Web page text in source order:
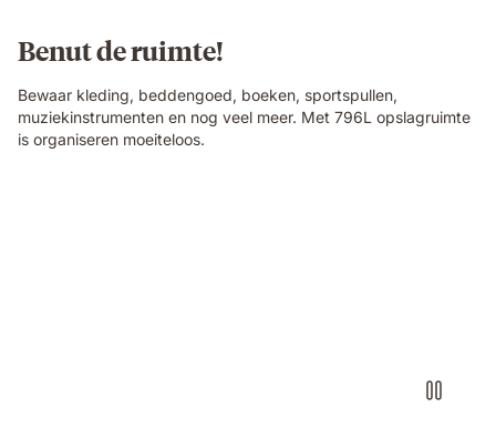
Benut de ruimte!
Bewaar kleding, beddengoed, boeken, sportspullen,
muziekinstrumenten en nog veel meer. Met 796L opslagruimte
is organiseren moeiteloos.